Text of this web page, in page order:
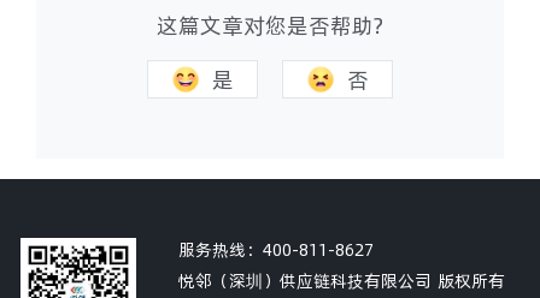
这篇文章对您是否帮助?
是
否
服务热线： 400-811-8627
悦邻（深圳）供应链科技有限公司 版权所有